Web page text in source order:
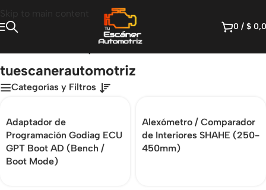
Skip to main content
0 / $
tuescanerautomotriz
Categorías y Filtros
Adaptador de
Programación Godiag ECU
GPT Boot AD (Bench /
Boot Mode)
Alexómetro / Comparador
de Interiores SHAHE (250-
450mm)